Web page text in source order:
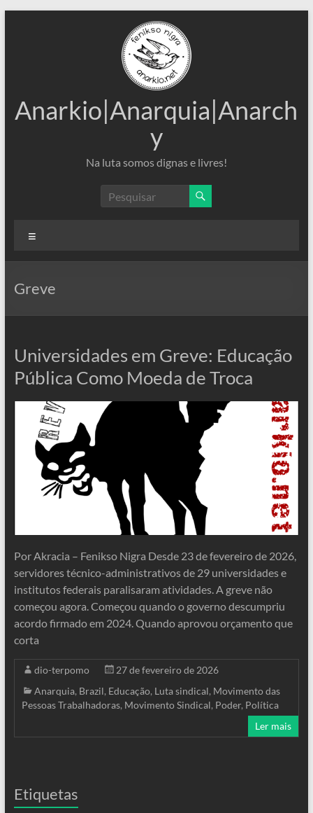
Anarkio|Anarquia|Anarch
y
Na luta somos dignas e livres!
Greve
Universidades em Greve: Educação
Pública Como Moeda de Troca
Por Akracia – Fenikso Nigra Desde 23 de fevereiro de 2026,
servidores técnico-administrativos de 29 universidades e
institutos federais paralisaram atividades. A greve não
começou agora. Começou quando o governo descumpriu
acordo firmado em 2024. Quando aprovou orçamento que
corta
dio-terpomo
27 de fevereiro de 2026
Anarquia, Brazil, Educação, Luta sindical, Movimento das
Pessoas Trabalhadoras, Movimento Sindical, Poder, Política
Ler mais
Etiquetas